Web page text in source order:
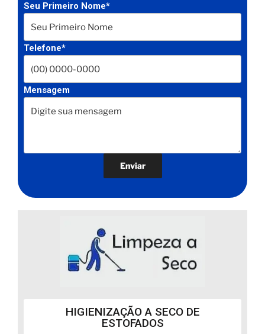
Seu Primeiro Nome*
Telefone*
Mensagem
HIGIENIZAÇÃO A SECO DE
ESTOFADOS